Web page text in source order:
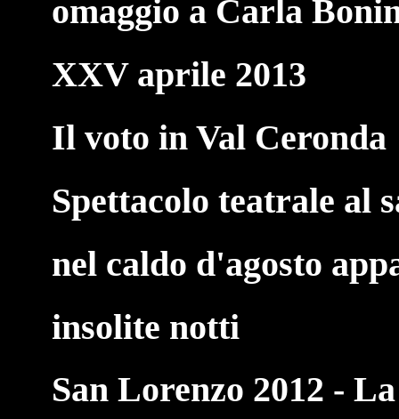
omaggio a Carla
XXV aprile 2013
Il voto in Val Ceronda
Spettacolo teatrale al
nel caldo d'agosto
insolite notti
San Lorenzo 2012 -